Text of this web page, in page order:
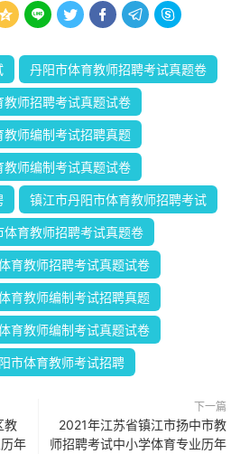
    
丹阳市体育教师招聘考试真题卷
教师招聘考试真题试卷
教师编制考试招聘真题
教师编制考试真题试卷
镇江市丹阳市体育教师招聘考试
体育教师招聘考试真题卷
育教师招聘考试真题试卷
育教师编制考试招聘真题
育教师编制考试真题试卷
市体育教师考试招聘
教
年
下一篇
2021年江苏省镇江市扬中市教
师招聘考试中小学体育专业历年